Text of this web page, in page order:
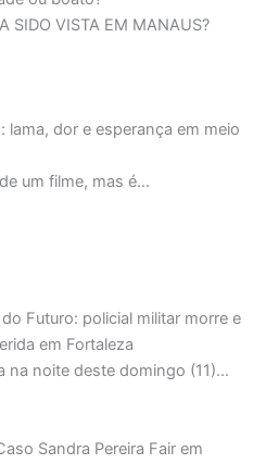
SIDO VISTA EM MANAUS?
lama, dor e esperança em meio
um filme, mas é...
Futuro: policial militar morre e
em Fortaleza
na noite deste domingo (11)...
Sandra Pereira Fair em